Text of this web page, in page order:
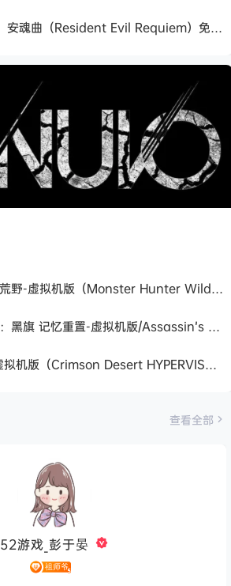
生化危机9：安魂曲（Resident Evil Requiem）免安装中文版
怪物猎人：荒野-虚拟机版（Monster Hunter Wilds HYPERVISOR）免安装中文版
《刺客信条：黑旗 记忆重置-虚拟机版/Assassin’s Creed Black Flag Resynced HYPERVISOR》免安装中文版
红色沙漠-虚拟机版（Crimson Desert HYPERVISOR）免安装中文版
查看全部
52游戏_彭于晏